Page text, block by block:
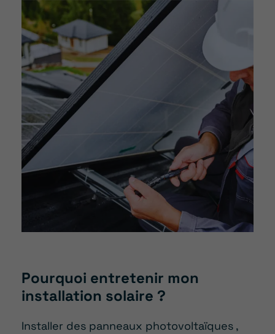
Pourquoi entretenir mon
installation solaire ?
Installer des panneaux photovoltaïques ,